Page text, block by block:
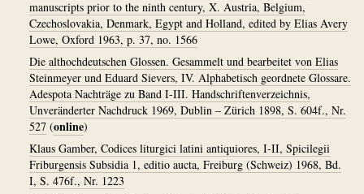
manuscripts prior to the ninth century, X. Austria, Belgium,
Czechoslovakia, Denmark, Egypt and Holland, edited by Elias Avery
Lowe, Oxford 1963, p. 37, no. 1566
Die althochdeutschen Glossen. Gesammelt und bearbeitet von Elias
Steinmeyer und Eduard Sievers, IV. Alphabetisch geordnete Glossare.
Adespota Nachträge zu Band I-III. Handschriftenverzeichnis,
Unveränderter Nachdruck 1969, Dublin – Zürich 1898, S. 604f., Nr.
527 (online)
Klaus Gamber, Codices liturgici latini antiquiores, I-II, Spicilegii
Friburgensis Subsidia 1, editio aucta, Freiburg (Schweiz) 1968, Bd.
I, S. 476f., Nr. 1223